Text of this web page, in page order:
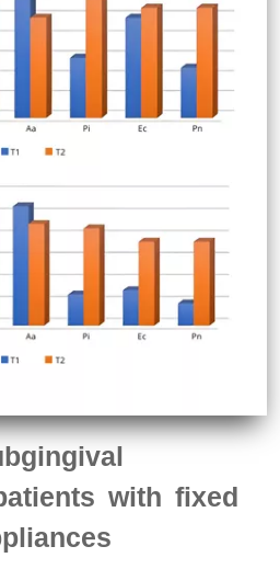
with fixed